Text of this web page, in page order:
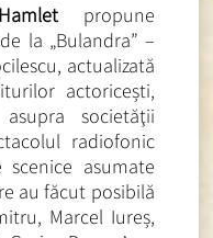
Hamletpropune
la „Bulandra” –
actualizată
actoricești,
societăţii
radiofonic
scenice asumate
au făcut posibilă
Marcel Iureș,